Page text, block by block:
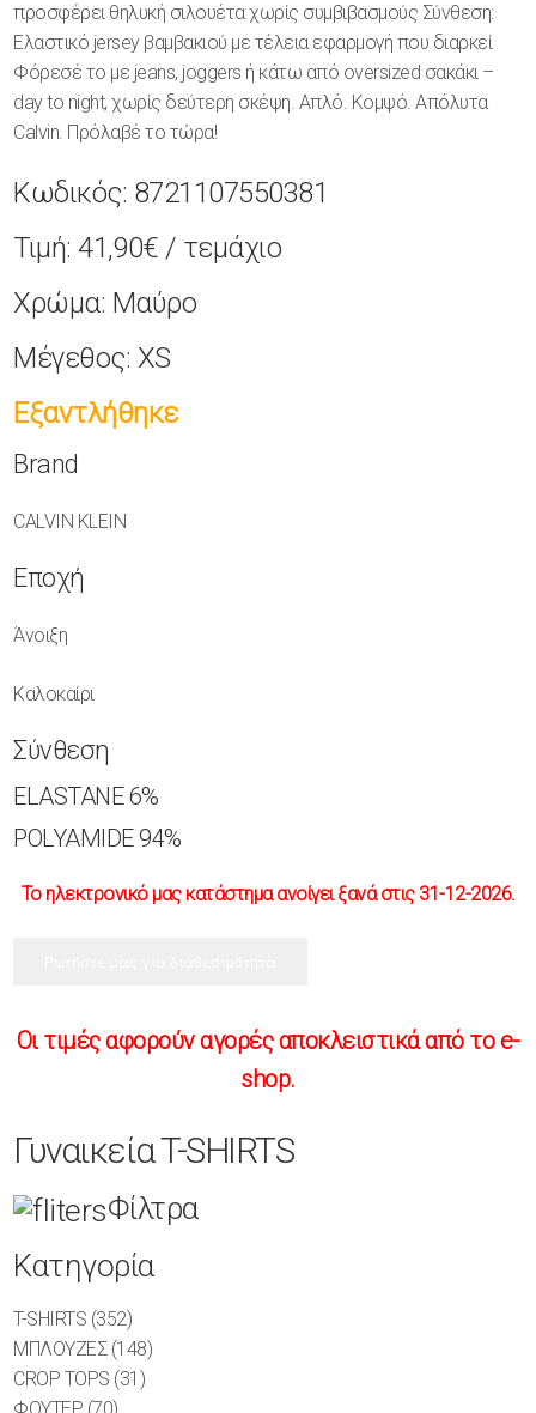
προσφέρει θηλυκή σιλουέτα χωρίς συμβιβασμούς Σύνθεση:
Ελαστικό jersey βαμβακιού με τέλεια εφαρμογή που διαρκεί
Φόρεσέ το με jeans, joggers ή κάτω από oversized σακάκι –
day to night, χωρίς δεύτερη σκέψη. Απλό. Κομψό. Απόλυτα
Calvin. Πρόλαβέ το τώρα!
Κωδικός: 8721107550381
Τιμή:41,90€ / τεμάχιο
Χρώμα: Μαύρο
Μέγεθος: XS
Εξαντλήθηκε
Brand
CALVIN KLEIN
Εποχή
Άνοιξη
Καλοκαίρι
Σύνθεση
ELASTANE6%
POLYAMIDE94%
Το ηλεκτρονικό μας κατάστημα ανοίγει ξανά στις 31-12-2026.
Οι τιμές αφορούν αγορές αποκλειστικά από το e-
shop.
Γυναικεία T-SHIRTS
Φίλτρα
Κατηγορία
T-SHIRTS (352)
ΜΠΛΟΥΖΕΣ(148)
CROP TOPS (31)